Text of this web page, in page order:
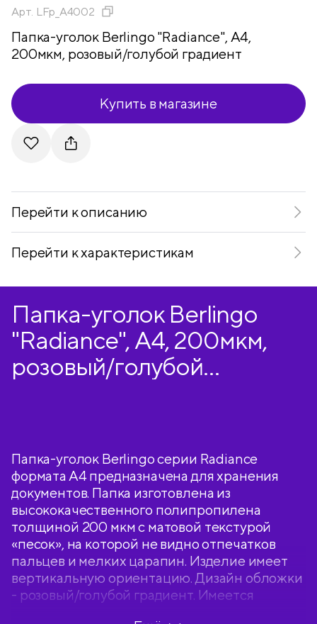
Арт. LFp_A4002
Папка-уголок Berlingo "Radiance", А4,
200мкм, розовый/голубой градиент
Купить в магазине
Перейти к описанию
Перейти к характеристикам
Папка-уголок Berlingo
"Radiance", А4, 200мкм,
розовый/голубой
Папка-уголок Berlingo серии Radiance
формата А4 предназначена для хранения
документов. Папка изготовлена из
высококачественного полипропилена
толщиной 200 мкм с матовой текстурой
«песок», на которой не видно отпечатков
пальцев и мелких царапин. Изделие имеет
вертикальную ориентацию. Дизайн обложки
- розовый/голубой градиент. Имеется